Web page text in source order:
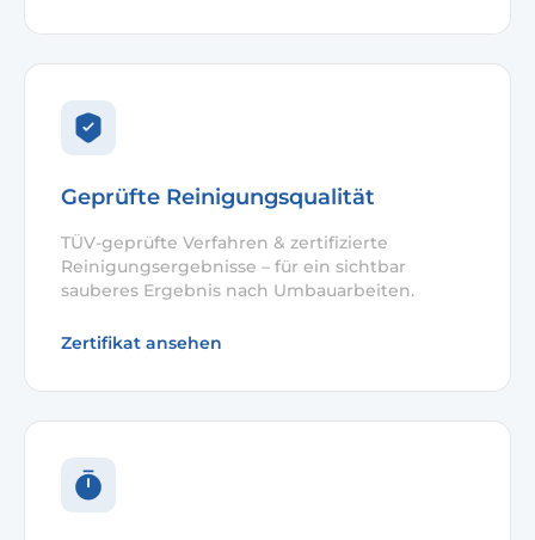
Geprüfte Reinigungsqualität
TÜV-geprüfte Verfahren & zertifizierte
Reinigungsergebnisse – für ein sichtbar
sauberes Ergebnis nach Umbauarbeiten.
Zertifikat ansehen